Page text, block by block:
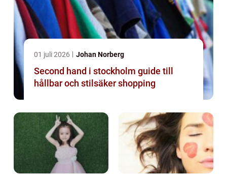
01 juli 2026 Johan Norberg
Second hand i stockholm guide till
hållbar och stilsäker shopping